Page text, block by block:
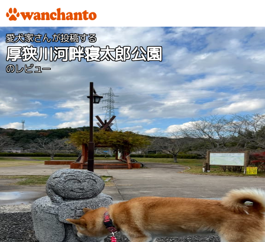
愛犬家さんが投稿する
厚狭川河畔寝太郎公園
のレビュー